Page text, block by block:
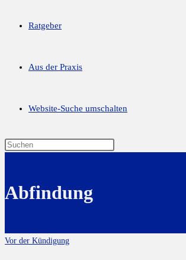
Ratgeber
Aus der Praxis
Website-Suche umschalten
Abfindung
Vor der Kündigung